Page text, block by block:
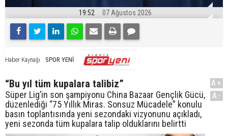
19:52 07 Ağustos 2026
Haber Kaynağı SPOR YENİ
“Bu yıl tüm kupalara talibiz”
Süper Lig’in son şampiyonu China Bazaar Gençlik Gücü,
düzenlediği “75 Yıllık Miras. Sonsuz Mücadele” konulu
basın toplantısında yeni sezondaki vizyonunu açıkladı,
yeni sezonda tüm kupalara talip olduklarını belirtti
A+
A-